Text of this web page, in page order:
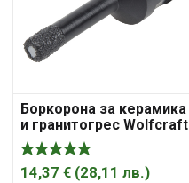
Боркорона за керамика
и гранитогрес Wolfcraft
с диамантена посипка с
резба М14х2 8 мм, 35
мм
14,37 € (28,11 лв.)